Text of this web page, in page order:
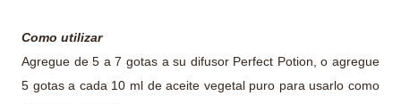
Como utilizar
Agregue de 5 a 7 gotas a su difusor Perfect Potion, o agregue
5 gotas a cada 10 ml de aceite vegetal puro para usarlo como